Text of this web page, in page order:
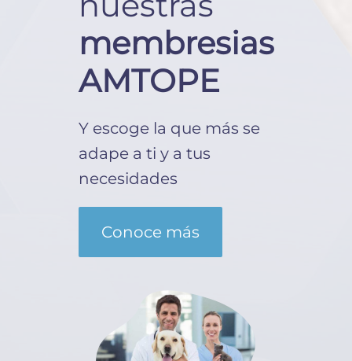
membresias
AMTOPE
Y escoge la que más se
adape a ti y a tus
necesidades
Conoce más